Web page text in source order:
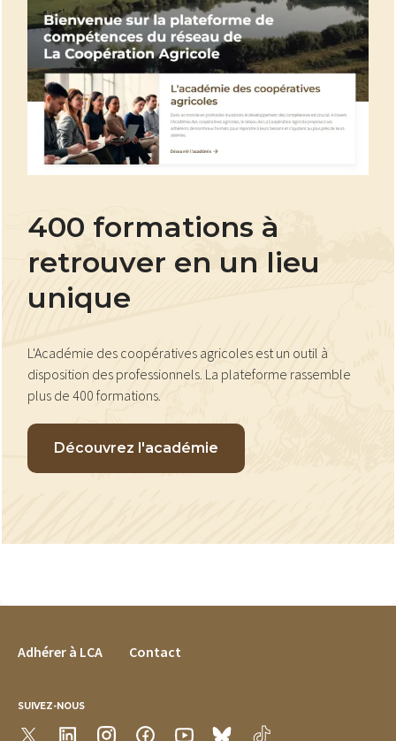
400 formations à
retrouver en un lieu
unique
L'Académie des coopératives agricoles est un outil à
disposition des professionnels. La plateforme rassemble
plus de 400 formations.
Découvrez l'académie
FOOTER MENU
Adhérer à LCA Contact
SUIVEZ-NOUS